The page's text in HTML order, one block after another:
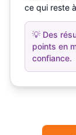
ce qui reste
💡 Des
points en
confiance.